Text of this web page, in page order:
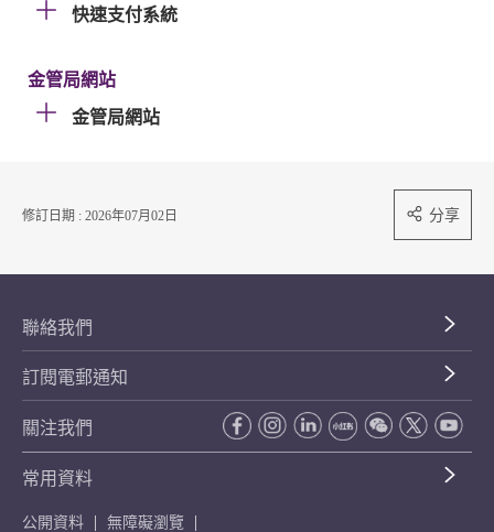
快速支付系統
金管局網站
金管局網站
修訂日期 : 2026年07月02日 分享
聯絡我們
訂閱電郵通知
關注我們
常用資料
公開資料
無障礙瀏覽